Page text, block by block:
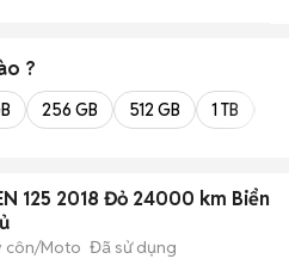
?
256 GB 512 GB 1 TB
125 2018 Đỏ 24000 km Biển
côn/Moto Đã sử dụng